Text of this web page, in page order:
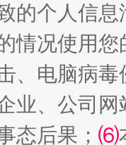
的个人信息
情况使用
、电脑病
业、公司
态后果； ⑹